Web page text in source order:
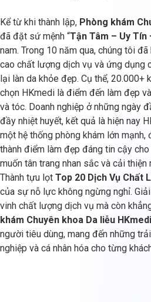
Kể từ khi thành lập, Phòng khám
đã đặt sứ mệnh “Tận Tâm – Uy
nam. Trong 10 năm qua, chúng tôi
cao chất lượng dịch vụ và ứng dụng
lại làn da khỏe đẹp. Cụ thể, 20.000+
chọn HKmedi là điểm đến làm đẹp
và tóc. Doanh nghiệp ở những ngày
đầy nhiệt huyết, kết quả là hiện nay
một hệ thống phòng khám lớn
thành điểm làm đẹp đáng tin cậy
muốn tân trang nhan sắc và cải thiện
Thành tựu lọt Top 20 Dịch Vụ Chất
của sự nỗ lực không ngừng nghỉ.
vinh chất lượng dịch vụ mà còn
khám Chuyên khoa Da liễu HKmedi
người tiêu dùng, mang đến những
nghiệp và cá nhân hóa cho từng